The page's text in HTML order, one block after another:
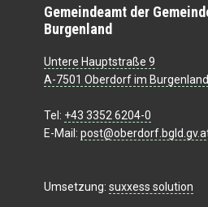
Gemeindeamt der
Burgenland
Untere Hauptstraße 9
A-7501 Oberdorf im Burgenland
Tel: +43 3352 6204-0
E-Mail:
Umsetzung: suxxess solution